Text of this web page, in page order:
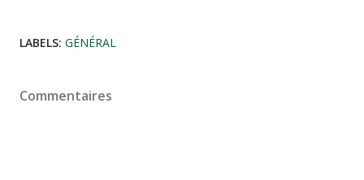
LABELS: GÉNÉRAL
Commentaires